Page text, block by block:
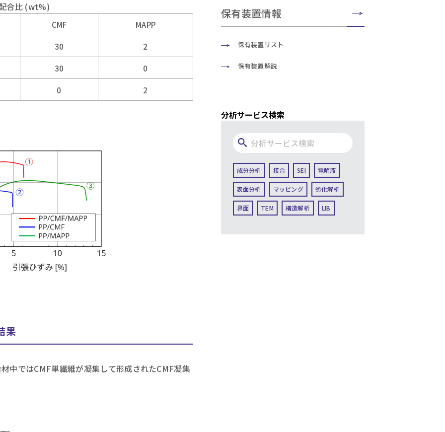
合比 (wt%)
CMF MAPP
30 2
30 0
0 2
果
中ではCMF単繊維が凝集して形成されたCMF凝集
保有装置情報
保有装置リスト
保有装置解説
分析サービス検索
成分分析 接合 SEI 電解液
表面分析 マッピング 劣化解析
界面 TEM 構造解析 LIB